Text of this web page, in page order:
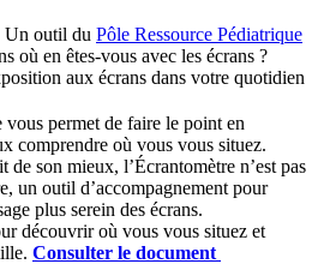
Un outil du Pôle Ressource Pédiatrique
où en êtes-vous avec les écrans ?
aux écrans dans votre quotidien
permet de faire le point en
comprendre où vous vous situez.
de son mieux, l’Écrantomètre n’est pas
un outil d’accompagnement pour
plus serein des écrans.
découvrir où vous vous situez et
Consulter le document